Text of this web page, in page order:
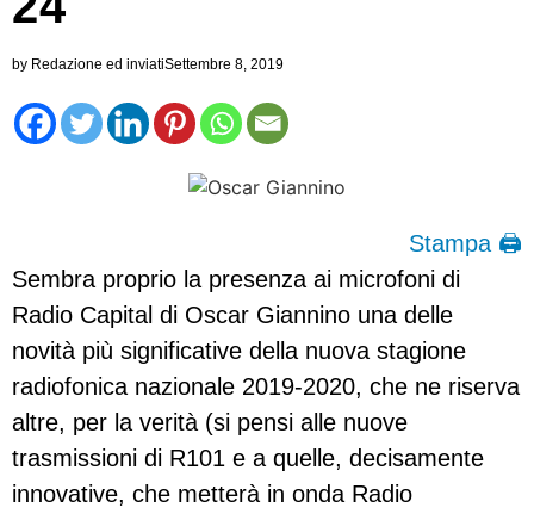
by Redazione ed inviatiSettembre 8, 2019
Stampa 🖨
Sembra proprio la presenza ai microfoni di
Radio Capital di Oscar Giannino una delle
novità più significative della nuova stagione
radiofonica nazionale 2019-2020, che ne riserva
altre, per la verità (si pensi alle nuove
trasmissioni di R101 e a quelle, decisamente
innovative, che metterà in onda Radio